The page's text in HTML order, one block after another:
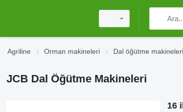
Agriline Orman makineleri Dal öğütme makineleri
JCB Dal Öğütme Makineleri
16